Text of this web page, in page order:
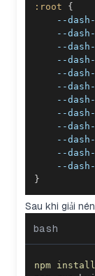
:root {
--dash-
--
--
--
--dash-
--
--
--
--
--
--
--dash-
}
Sau khi giải
bash
npm install